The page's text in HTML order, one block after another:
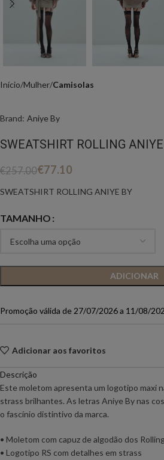
Início Mulher Camisolas
Brand: Aniye By
SWEATSHIRT ROLLING
€257.00€77.10
SWEATSHIRT ROLLING ANIYE BY
TAMANHO
ADICIONAR
Promoção válida de 27/07/2026 a 11/08/
Adicionar aos favoritos
Descrição
Este moletom apresenta um logotipo maxi
strass brilhantes. As letras Aniye By nas
o fascínio distintivo da marca.
• Moletom com capuz de algodão dos
• Logotipo RS com detalhes em strass